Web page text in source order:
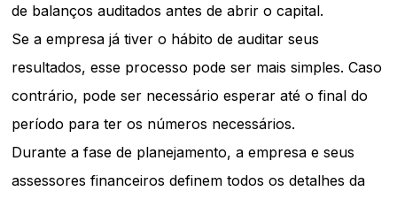
de balanços auditados antes de abrir o capital.
Se a empresa já tiver o hábito de auditar seus
resultados, esse processo pode ser mais simples. Caso
contrário, pode ser necessário esperar até o final do
período para ter os números necessários.
Durante a fase de planejamento, a empresa e seus
assessores financeiros definem todos os detalhes da